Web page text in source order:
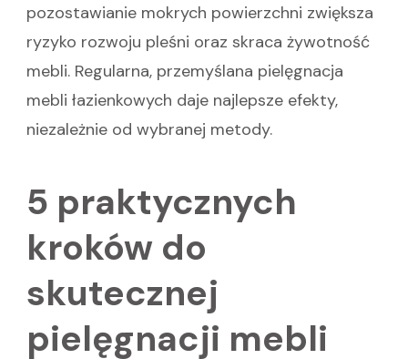
pozostawianie mokrych powierzchni zwiększa
ryzyko rozwoju pleśni oraz skraca żywotność
mebli. Regularna, przemyślana pielęgnacja
mebli łazienkowych daje najlepsze efekty,
niezależnie od wybranej metody.
5 praktycznych
kroków do
skutecznej
pielęgnacji mebli